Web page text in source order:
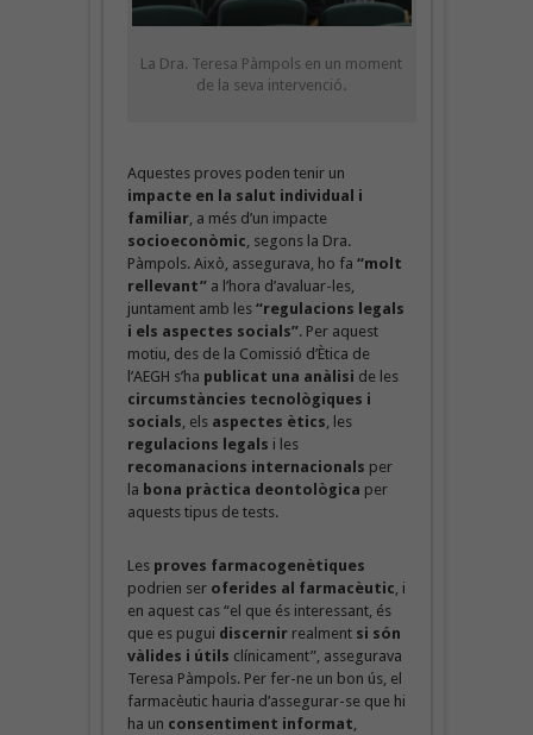
La Dra. Teresa Pàmpols en un moment
de la seva intervenció.
Aquestes proves poden tenir un
impacte en la salut individual i
familiar, a més d’un impacte
socioeconòmic, segons la Dra.
Pàmpols. Això, assegurava, ho fa “molt
rellevant”a l’hora d’avaluar-les,
juntament amb les “regulacions legals
i els aspectes socials”. Per aquest
motiu, des de la Comissió d’Ètica de
l’AEGH s’ha publicat una anàlisi de les
circumstàncies tecnològiques i
socials, els aspectes ètics, les
regulacions legals i les
recomanacions internacionals per
la bona pràctica deontològica per
aquests tipus de tests.
Les proves farmacogenètiques
podrien ser oferides al farmacèutic, i
en aquest cas “el que és interessant, és
que es pugui discernirrealmentsi són
vàlides i útils clínicament”, assegurava
Teresa Pàmpols. Per fer-ne un bon ús, el
farmacèutic hauria d’assegurar-se que hi
ha un consentiment informat,